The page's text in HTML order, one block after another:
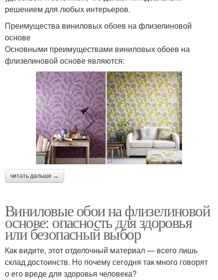
решением для любых интерьеров.
Преимущества виниловых обоев на флизелиновой
основе
Основными преимуществами виниловых обоев на
флизелиновой основе являются:
читать дальше →
Виниловые обои на флизелиновой
основе: опасность для здоровья
или безопасный выбор
Как видите, этот отделочный материал — всего лишь
склад достоинств. Но почему сегодня так много говорят
о его вреде для здоровья человека?